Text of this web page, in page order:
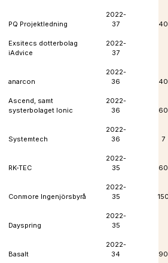
PQ Projektledning
2022-
37
40
Exsitecs dotterbolag
iAdvice
2022-
37
anarcon
2022-
36
40
Ascend, samt
systerbolaget Ionic
2022-
36
60
Systemtech
2022-
36
7
RK-TEC
2022-
35
60
Conmore Ingenjörsbyrå
2022-
35
Dayspring
2022-
35
Basalt
2022-
34
90